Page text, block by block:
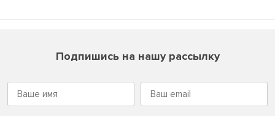
Подпишись на нашу рассылку